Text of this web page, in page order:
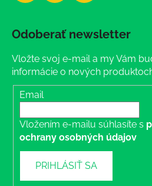
Odoberať newsletter
Vložte svoj e-mail a my Vám
informácie o nových
Email
Vložením e-mailu súhlasíte s
ochrany osobných údajov
PRIHLÁSIŤ SA